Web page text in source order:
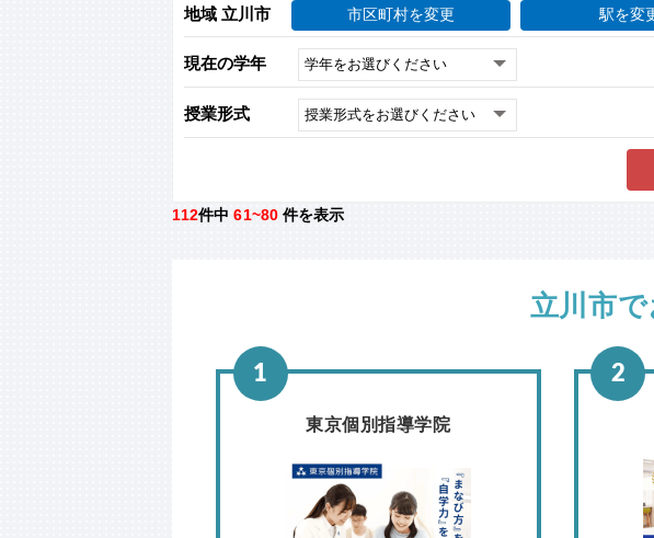
地域 立川市 市区町村を変更 駅を変
現在の学年
授業形式
112件中61~80 件を表示
立川市
東京個別指導学院